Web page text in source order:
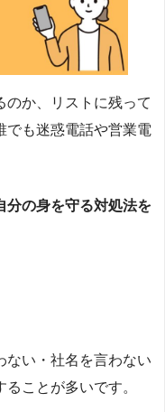
のか、リストに残って
でも迷惑電話や営業電
分の身を守る対処法を
ない・社名を言わない
ことが多いです。